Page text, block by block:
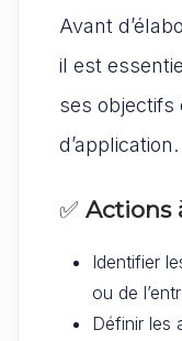
Avant
il est
ses objectifs
d’application.
✅ Actions
Identifier
ou de
Définir les